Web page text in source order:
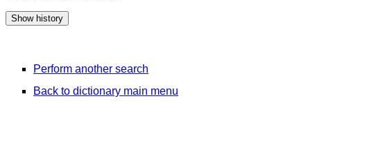
Perform another search
Back to dictionary main menu